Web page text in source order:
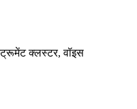
क्लस्टर, वॉइस